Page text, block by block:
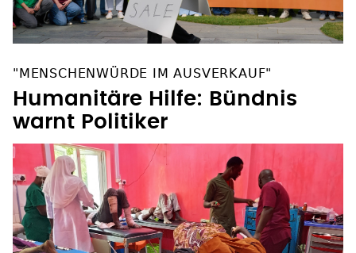
"MENSCHENWÜRDE IM AUSVERKAUF"
Humanitäre Hilfe: Bündnis
warnt Politiker